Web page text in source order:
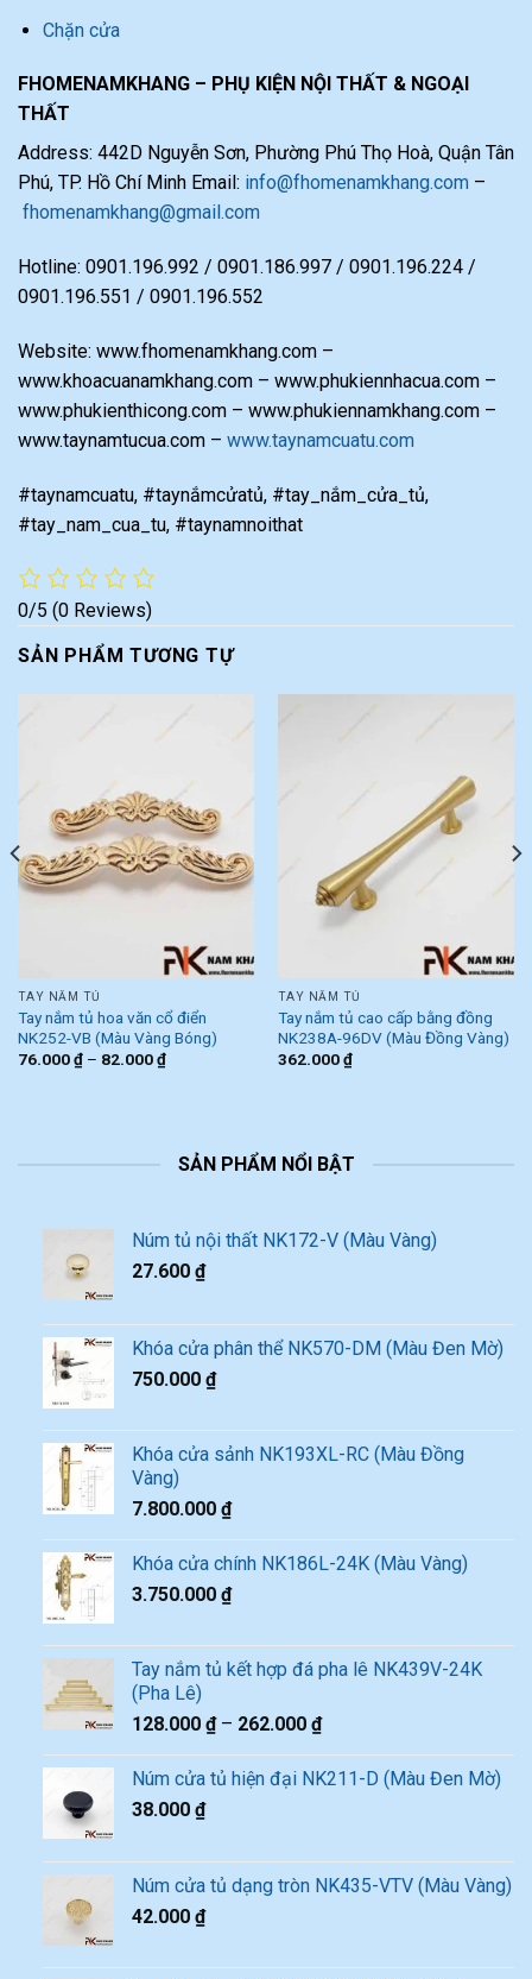
Chặn cửa
FHOMENAMKHANG – PHỤ KIỆN NỘI THẤT & NGOẠI
THẤT
Address: 442D Nguyễn Sơn, Phường Phú Thọ Hoà, Quận Tân
Phú, TP. Hồ Chí Minh Email: info@fhomenamkhang.com –
fhomenamkhang@gmail.com
Hotline: 0901.196.992 / 0901.186.997 / 0901.196.224 /
0901.196.551 / 0901.196.552
Website: www.fhomenamkhang.com –
www.khoacuanamkhang.com – www.phukiennhacua.com –
www.phukienthicong.com – www.phukiennamkhang.com –
www.taynamtucua.com – www.taynamcuatu.com
#taynamcuatu, #taynắmcửatủ, #tay_nắm_cửa_tủ,
#tay_nam_cua_tu, #taynamnoithat
0/5 (0 Reviews)
SẢN PHẨM TƯƠNG TỰ
TAY NẮM TỦ
Tay nắm tủ hoa văn cổ điển
NK252-VB (Màu Vàng Bóng)
76.000₫– 82.000₫
TAY NẮM TỦ
Tay nắm tủ cao cấp bằng đồng
NK238A-96DV (Màu Đồng Vàng)
362.000₫
SẢN PHẨM NỔI BẬT
Núm tủ nội thất NK172-V (Màu Vàng)
27.600 ₫
Khóa cửa phân thể NK570-DM (Màu Đen Mờ)
750.000 ₫
Khóa cửa sảnh NK193XL-RC (Màu Đồng
Vàng)
7.800.000 ₫
Khóa cửa chính NK186L-24K (Màu Vàng)
3.750.000 ₫
Tay nắm tủ kết hợp đá pha lê NK439V-24K
(Pha Lê)
128.000 ₫– 262.000 ₫
Núm cửa tủ hiện đại NK211-D (Màu Đen Mờ)
38.000 ₫
Núm cửa tủ dạng tròn NK435-VTV (Màu Vàng)
42.000 ₫